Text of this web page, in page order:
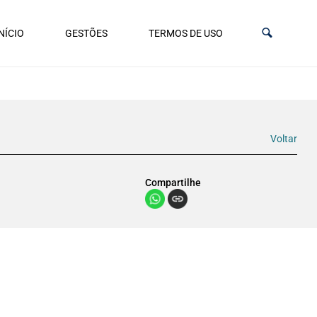
GESTÕES TERMOS DE USO
Voltar
Compartilhe